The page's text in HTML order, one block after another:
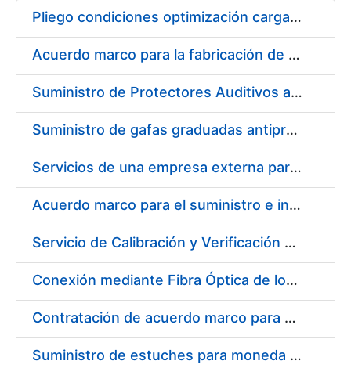
Erakutsi/Ezkutatu
Pliego condiciones optimización cargas compras firmado
Acuerdo marco para la fabricación de piezas
Suministro de Protectores Auditivos a medida para las personas trabajadoras de los Centros de Trabajo de Madrid y Burgos
Suministro de gafas graduadas antiproyecciones para los trabajadores de la FNMT-RCM en los centros de trabajo de Madrid y Burgos
Servicios de una empresa externa para el asesoramiento y resolución de los recursos de alzada que se presentan relacionados con procesos de selección para la FNMT-RCM
Acuerdo marco para el suministro e instalación de persianas, estores y otros complementos
Servicio de Calibración y Verificación Externa de los Equipos de Medición del Servicio de Prevención de la FNMT-RCM
Conexión mediante Fibra Óptica de los Centros de Proceso de Datos (CPDs) de las sedes de la FNMT-RCM de Burgos y Madrid
Contratación de acuerdo marco para el Suministro de Material de Electricidad para la Fábrica Nacional de Moneda y Timbre-Real Casa de la Moneda en su centro de trabajo de Burgos
Suministro de estuches para moneda de 30 €